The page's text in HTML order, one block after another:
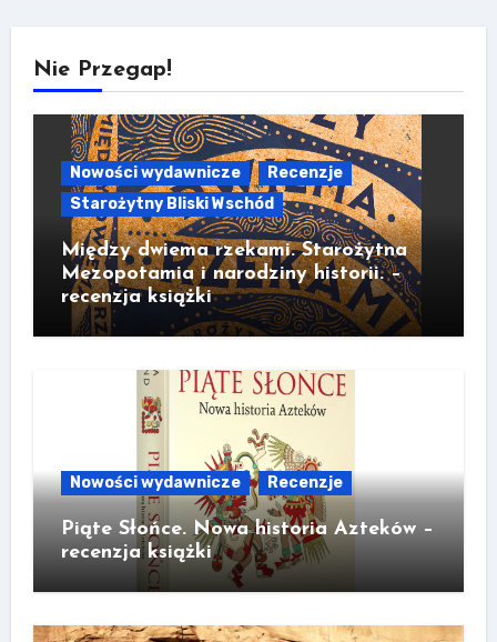
Nie Przegap!
Nowości wydawnicze
Recenzje
Starożytny Bliski Wschód
Między dwiema rzekami. Starożytna
Mezopotamia i narodziny historii. –
recenzja książki
Nowości wydawnicze Recenzje
Piąte Słońce. Nowa historia Azteków –
recenzja książki